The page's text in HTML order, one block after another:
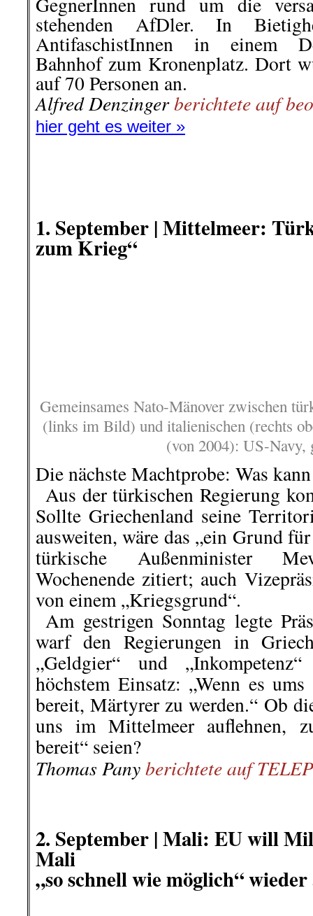
hier geht es weiter »
.
.
1. September | Mittelmeer:
zum Krieg“
Die nächste Machtprobe: Was
..Aus der türkischen Regierung
warf den Regierungen in
„Geldgier“ und
höchstem Einsatz: „Wenn es
bereit, Märtyrer zu werden.“ Ob
uns im Mittelmeer auflehnen,
bereit“ seien?
Thomas Panyberichtete auf
.
.
2. September |Mali: EU will
Mali
„so schnell wie möglich“
Putschisten in Mali versprechen
Das hat aber nicht lange
das Militär in Malis
übernommen hat, haben die EU,
und die USA den Militärputsch
gehandelt hat, konnte man
Führer der Putschisten
ersten öffentlichen Stellungnahme
nur mit der UN-Mission